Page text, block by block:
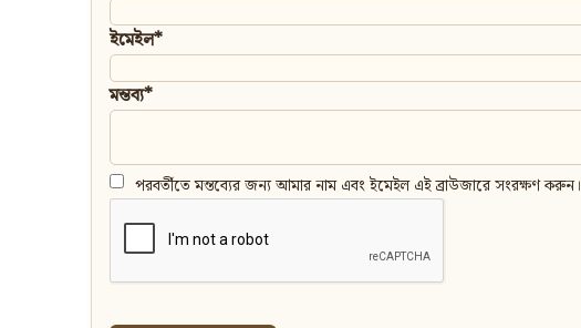
ইমেইল*
মন্তব্য*
পরবর্তীতে মন্তব্যের জন্য আমার নাম এবং ইমেইল এই ব্রাউজারে সংরক্ষণ করুন।